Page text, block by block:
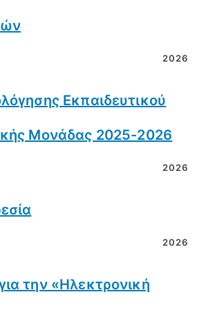
2026
Εκπαιδευτικού
Μονάδας 2025-2026
2026
2026
την «Ηλεκτρονική